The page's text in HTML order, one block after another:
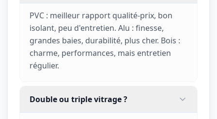
PVC : meilleur rapport qualité-prix, bon
isolant, peu d'entretien. Alu : finesse,
grandes baies, durabilité, plus cher. Bois :
charme, performances, mais entretien
régulier.
Double ou triple vitrage ?